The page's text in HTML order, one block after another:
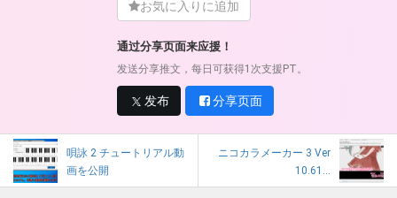
お気に入りに追加
通过分享页面来应援！
发送分享推文，每日可获得1次支援PT。
发布 分享页面
唄詠 2 チュートリアル動
画を公開
ニコカラメーカー 3 Ver
10.61...